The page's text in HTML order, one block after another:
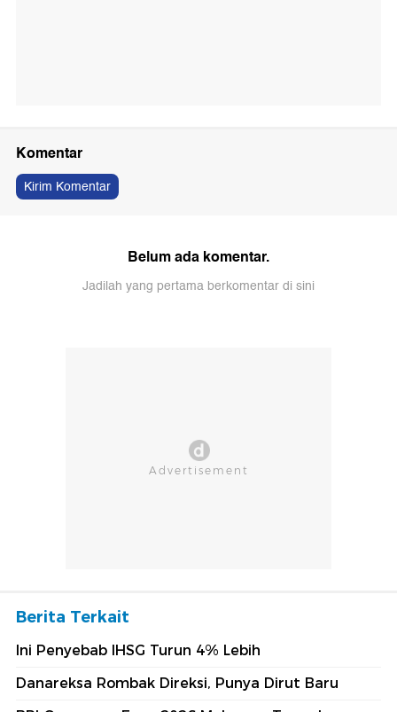
Komentar
Kirim Komentar
Belum ada komentar.
Jadilah yang pertama berkomentar di sini
Berita Terkait
Ini Penyebab IHSG Turun 4% Lebih
Danareksa Rombak Direksi, Punya Dirut Baru